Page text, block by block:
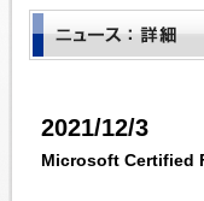
2021/12/3
Microsoft Certified